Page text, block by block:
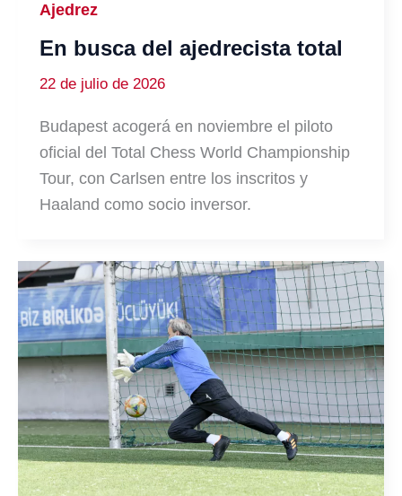
Ajedrez
En busca del ajedrecista total
22 de julio de 2026
Budapest acogerá en noviembre el piloto
oficial del Total Chess World Championship
Tour, con Carlsen entre los inscritos y
Haaland como socio inversor.